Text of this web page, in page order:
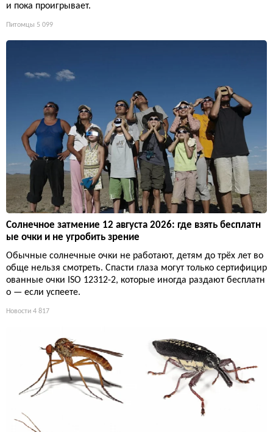
и пока проигрывает.
Питомцы 5 099
Солнечное затмение 12 августа 2026: где взять бесплатн
ые очки и не угробить зрение
Обычные солнечные очки не работают, детям до трёх лет во
обще нельзя смотреть. Спасти глаза могут только сертифицир
ованные очки ISO 12312-2, которые иногда раздают бесплатн
о — если успеете.
Новости 4 817